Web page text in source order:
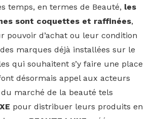
temps, en termes de Beauté, les
sont coquettes et raffinées,
pouvoir d’achat ou leur condition
marques déjà installées sur le
qui souhaitent s’y faire une place
désormais appel aux acteurs
marché de la beauté tels
pour distribuer leurs produits en